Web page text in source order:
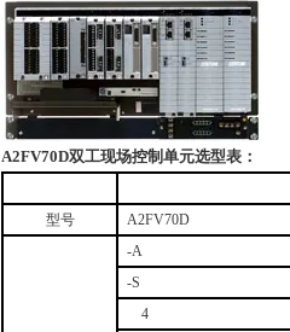
A2FV70D双工现场控制单元选型表：
型号
A2FV70D
-A
-S
4